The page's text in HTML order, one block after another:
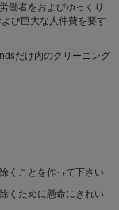
働者をおよびゆっくり
び巨大な人件費を要す
だけ内のクリーニング
くことを作って下さい
くために懸命にきれい